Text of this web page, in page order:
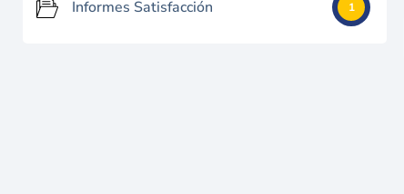
Informes Satisfacción 1